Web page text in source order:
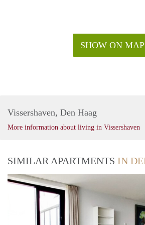
prachtige vernieuwde boulevard en de
SHOW ON MAP
Vissershaven, Den Haag
More information about living in Vissershaven
SIMILAR APARTMENTS IN